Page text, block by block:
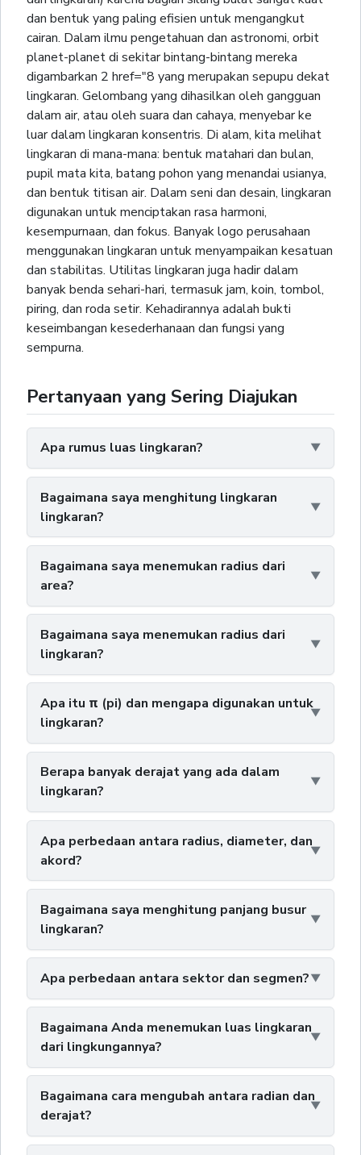
dan bentuk yang paling efisien untuk mengangkut
cairan. Dalam ilmu pengetahuan dan astronomi, orbit
planet-planet di sekitar bintang-bintang mereka
digambarkan 2 href="8 yang merupakan sepupu dekat
lingkaran. Gelombang yang dihasilkan oleh gangguan
dalam air, atau oleh suara dan cahaya, menyebar ke
luar dalam lingkaran konsentris. Di alam, kita melihat
lingkaran di mana-mana: bentuk matahari dan bulan,
pupil mata kita, batang pohon yang menandai usianya,
dan bentuk titisan air. Dalam seni dan desain, lingkaran
digunakan untuk menciptakan rasa harmoni,
kesempurnaan, dan fokus. Banyak logo perusahaan
menggunakan lingkaran untuk menyampaikan kesatuan
dan stabilitas. Utilitas lingkaran juga hadir dalam
banyak benda sehari-hari, termasuk jam, koin, tombol,
piring, dan roda setir. Kehadirannya adalah bukti
keseimbangan kesederhanaan dan fungsi yang
sempurna.
Pertanyaan yang Sering Diajukan
Apa rumus luas lingkaran?
Bagaimana saya menghitung lingkaran
lingkaran?
Bagaimana saya menemukan radius dari
area?
Bagaimana saya menemukan radius dari
lingkaran?
Apa itu π (pi) dan mengapa digunakan untuk
lingkaran?
Berapa banyak derajat yang ada dalam
lingkaran?
Apa perbedaan antara radius, diameter, dan
akord?
Bagaimana saya menghitung panjang busur
lingkaran?
Apa perbedaan antara sektor dan segmen?
Bagaimana Anda menemukan luas lingkaran
dari lingkungannya?
Bagaimana cara mengubah antara radian dan
derajat?